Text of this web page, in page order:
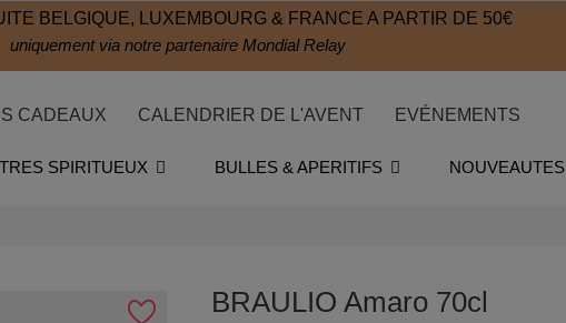
BELGIQUE, LUXEMBOURG & FRANCE A PARTIR DE 50€
uniquement via notre partenaire Mondial Relay
CADEAUX CALENDRIER DE L'AVENT EVÉNEMENTS
SPIRITUEUX BULLES & APERITIFS NOUVEAUTES
BRAULIO Amaro 70cl